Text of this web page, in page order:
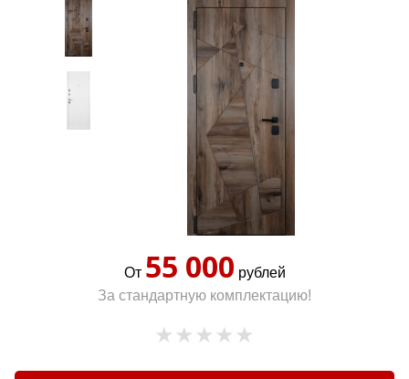
От 55 000 рублей
За стандартную комплектацию!